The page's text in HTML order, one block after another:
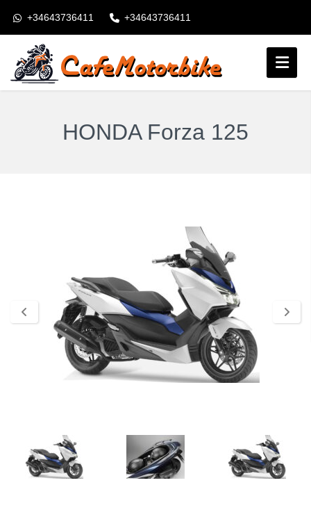
+34643736411 +34643736411
booking@cafemotorbike.com
HONDA Forza 125